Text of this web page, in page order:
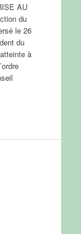
AU
du
le 26
du
à